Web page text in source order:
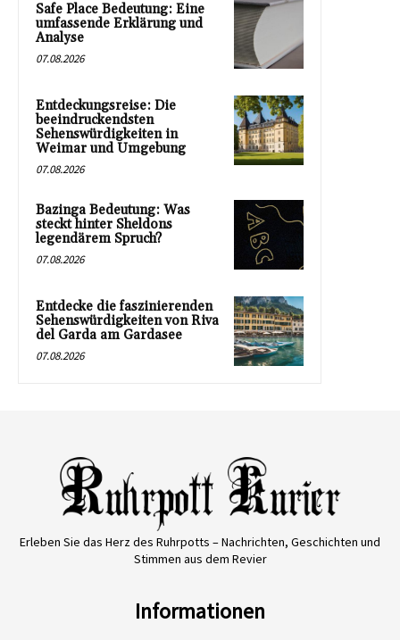
Safe Place Bedeutung: Eine
umfassende Erklärung und
Analyse
07.08.2026
Entdeckungsreise: Die
beeindruckendsten
Sehenswürdigkeiten in
Weimar und Umgebung
07.08.2026
Bazinga Bedeutung: Was
steckt hinter Sheldons
legendärem Spruch?
07.08.2026
Entdecke die faszinierenden
Sehenswürdigkeiten von Riva
del Garda am Gardasee
07.08.2026
Erleben Sie das Herz des Ruhrpotts – Nachrichten, Geschichten und
Stimmen aus dem Revier
Informationen